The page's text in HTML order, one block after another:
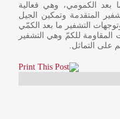
بعد الكمومي، وهي فعالية
بهدف دعم أبحاث التشفير المتقدمة وتمكين الجيل
التشفير ما بعد الكمّي
من الخوارزميات المقاومة للكمّ وهي التشفير
على التماثل.